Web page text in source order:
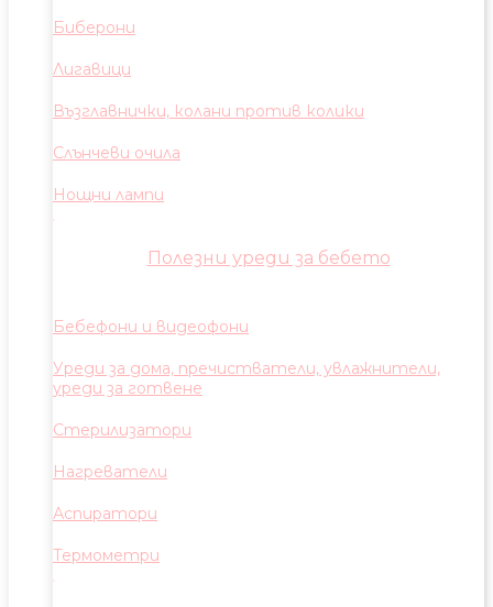
Биберони
Лигавици
Възглавнички, колани против колики
Слънчеви очила
Нощни лампи
Полезни уреди за бебето
Бебефони и видеофони
Уреди за дома, пречистватели, увлажнители,
уреди за готвене
Стерилизатори
Нагреватели
Аспиратори
Термометри